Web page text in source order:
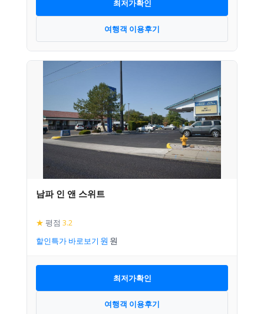
최저가확인
여행객 이용후기
남파 인 앤 스위트
★ 평점 3.2
할인특가 바로보기
최저가확인
여행객 이용후기